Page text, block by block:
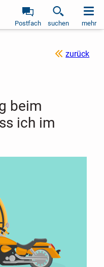
Postfach suchen mehr
zurück
beim
ich im